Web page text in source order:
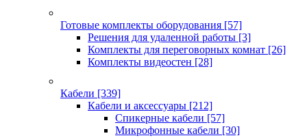
Готовые комплекты оборудования [57]
Решения для удаленной работы [3]
Комплекты для переговорных комнат [26]
Комплекты видеостен [28]
Кабели [339]
Кабели и аксессуары [212]
Спикерные кабели [57]
Микрофонные кабели [30]